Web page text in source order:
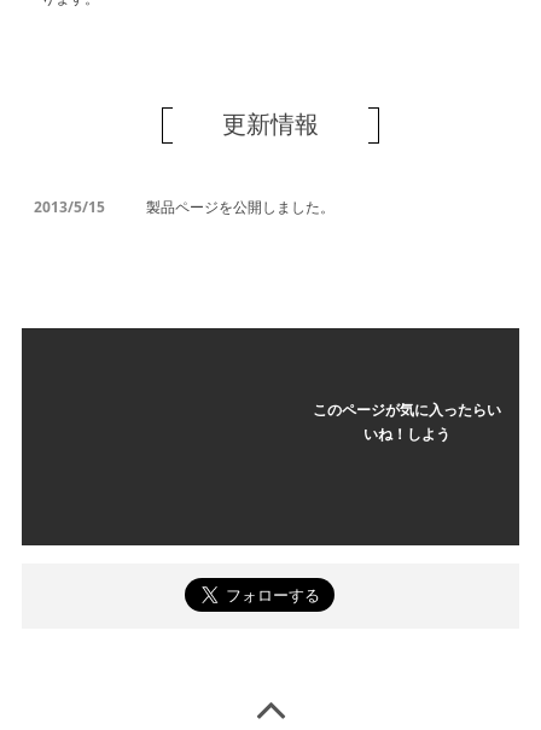
更新情報
2013/5/15 製品ページを公開しました。
このページが気に入ったらい
いね！しよう